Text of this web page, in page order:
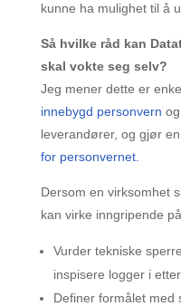
kunne ha mulighet til å
Så hvilke råd kan
skal vokte seg selv?
Jeg mener dette er
innebygd personvern
leverandører, og gjør en
for personvernet.
Dersom en virksomhet
kan virke inngripende
Vurder tekniske
inspisere logger i
Definer formålet med